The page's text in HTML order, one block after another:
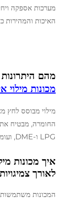
מערכות אספקה
האיכות
מהם
מכונות מילוי
מילוי מבוסס לחץ
החומרה, מבטיח את
LPG ו-DME, ועומד בתקני ISO.
איך מכונות
לאורך